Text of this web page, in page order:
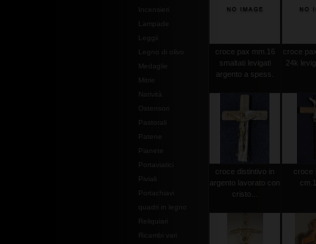
Leggii
Legno di olivo
Medaglie
Mitrie
Natività
Ostensori
Pastorali
Patene
Pianete
Portaviatici
Piviali
Portachiavi
quadri in legno
Reliquiari
Ricambi vari
croce pax mm.16
smaltati levigati
argento a spess.
croce
24k
croce distintivo in
argento lavorato con
cristo...
croce